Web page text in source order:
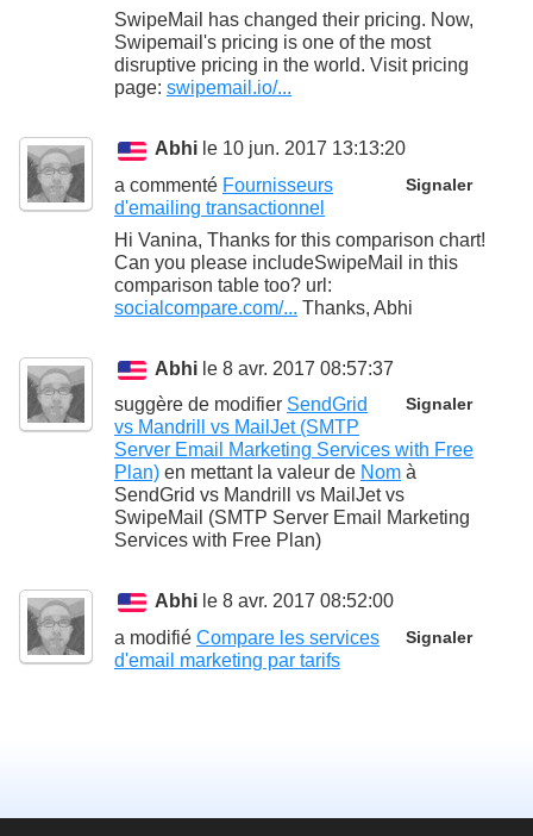
SwipeMail has changed their pricing. Now,
Swipemail's pricing is one of the most
disruptive pricing in the world. Visit pricing
page: swipemail.io/...
Abhi le 10 jun. 2017 13:13:20
Signaler
a commenté Fournisseurs
d'emailing transactionnel
Hi Vanina, Thanks for this comparison chart!
Can you please includeSwipeMail in this
comparison table too? url:
socialcompare.com/... Thanks, Abhi
Abhi le 8 avr. 2017 08:57:37
Signaler
suggère de modifier SendGrid
vs Mandrill vs MailJet (SMTP
Server Email Marketing Services with Free
Plan) en mettant la valeur de Nom à
SendGrid vs Mandrill vs MailJet vs
SwipeMail (SMTP Server Email Marketing
Services with Free Plan)
Abhi le 8 avr. 2017 08:52:00
Signaler
a modifié Compare les services
d'email marketing par tarifs